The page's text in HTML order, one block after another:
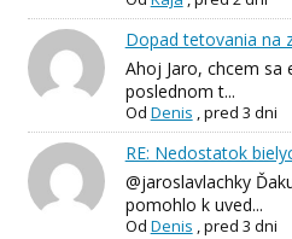
Dopad tetovania na
Ahoj Jaro, chcem
poslednom t...
Od Denis ,pred 3 dni
RE: Nedostatok
@jaroslavlachky
pomohlo k uved...
Od Denis ,pred 3 dni